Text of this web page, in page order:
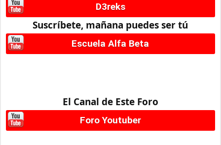
D3reks
Suscríbete, mañana puedes ser tú
Escuela Alfa Beta
El Canal de Este Foro
Foro Youtuber